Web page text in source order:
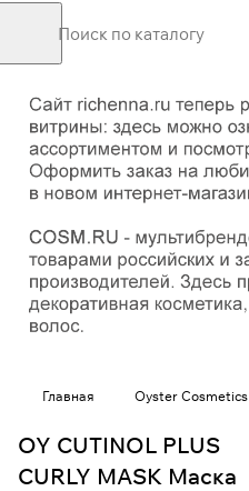
Главная Oyster Cosmetics
OY CUTINOL PLUS
CURLY MASK Маска